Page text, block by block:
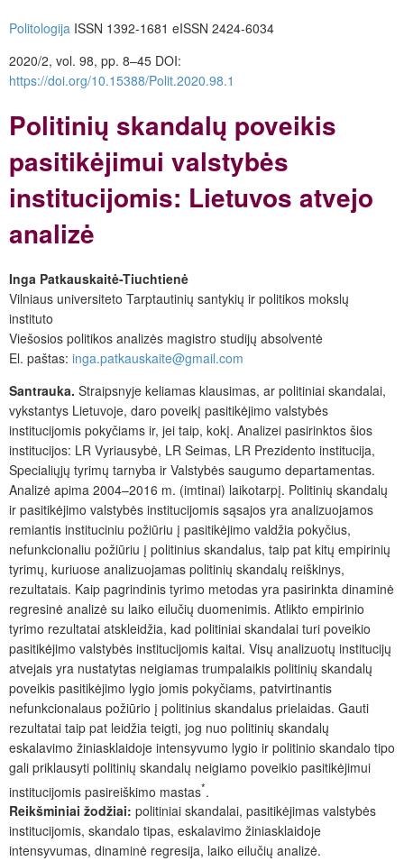
Politologija ISSN 1392-1681 eISSN 2424-6034
2020/2, vol. 98, pp. 8–45 DOI:
https://doi.org/10.15388/Polit.2020.98.1
Politinių skandalų poveikis
pasitikėjimui valstybės
institucijomis: Lietuvos atvejo
analizė
Inga Patkauskaitė-Tiuchtienė
Vilniaus universiteto Tarptautinių santykių ir politikos mokslų
instituto
Viešosios politikos analizės magistro studijų absolventė
El. paštas: inga.patkauskaite@gmail.com
Santrauka. Straipsnyje keliamas klausimas, ar politiniai skandalai,
vykstantys Lietuvoje, daro poveikį pasitikėjimo valstybės
institucijomis pokyčiams ir, jei taip, kokį. Analizei pasirinktos šios
institucijos: LR Vyriausybė, LR Seimas, LR Prezidento institucija,
Specialiųjų tyrimų tarnyba ir Valstybės saugumo departamentas.
Analizė apima 2004–2016 m. (imtinai) laikotarpį. Politinių skandalų
ir pasitikėjimo valstybės institucijomis sąsajos yra analizuojamos
remiantis instituciniu požiūriu į pasitikėjimo valdžia pokyčius,
nefunkcionaliu požiūriu į politinius skandalus, taip pat kitų empirinių
tyrimų, kuriuose analizuojamas politinių skandalų reiškinys,
rezultatais. Kaip pagrindinis tyrimo metodas yra pasirinkta dinaminė
regresinė analizė su laiko eilučių duomenimis. Atlikto empirinio
tyrimo rezultatai atskleidžia, kad politiniai skandalai turi poveikio
pasitikėjimo valstybės institucijomis kaitai. Visų analizuotų institucijų
atvejais yra nustatytas neigiamas trumpalaikis politinių skandalų
poveikis pasitikėjimo lygio jomis pokyčiams, patvirtinantis
nefunkcionalaus požiūrio į politinius skandalus prielaidas. Gauti
rezultatai taip pat leidžia teigti, jog nuo politinių skandalų
eskalavimo žiniasklaidoje intensyvumo lygio ir politinio skandalo tipo
gali priklausyti politinių skandalų neigiamo poveikio pasitikėjimui
institucijomis pasireiškimo mastas*.
Reikšminiai žodžiai: politiniai skandalai, pasitikėjimas valstybės
institucijomis, skandalo tipas, eskalavimo žiniasklaidoje
intensyvumas, dinaminė regresija, laiko eilučių analizė.